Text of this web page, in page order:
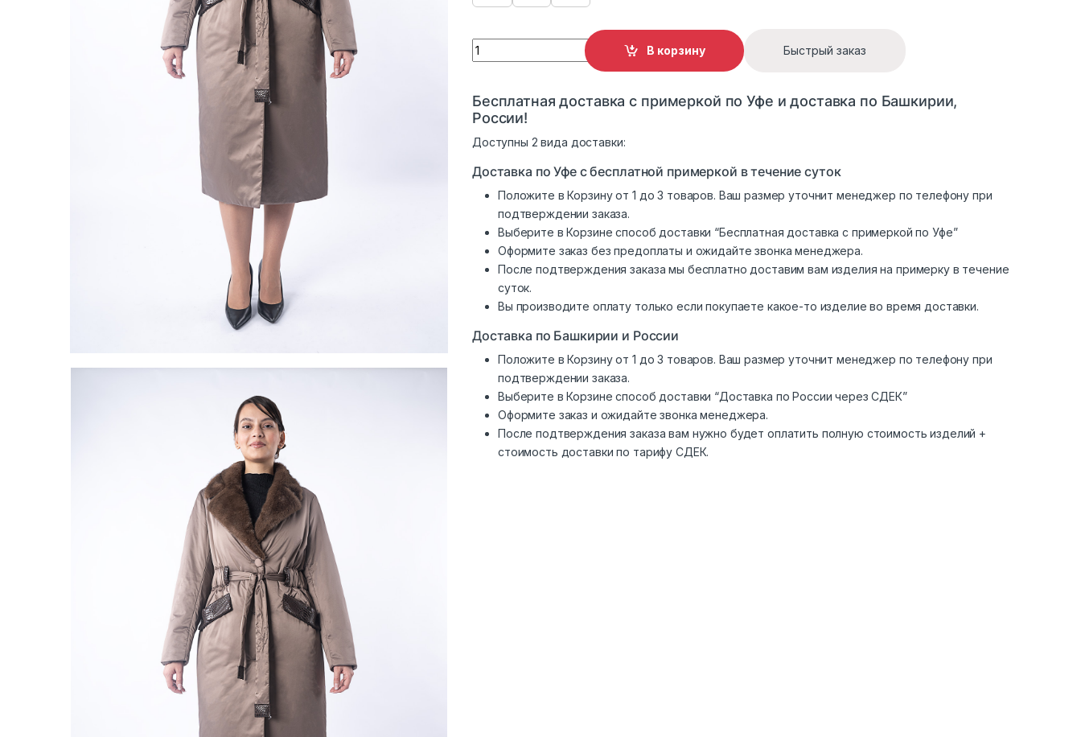
Пальто женское демисезонное Royal SBD 9602 quantity
В корзину Быстрый заказ
Бесплатная доставка с примеркой по Уфе и доставка по Башкирии,
России!
Доступны 2 вида доставки:
Доставка по Уфе с бесплатной примеркой в течение суток
Положите в Корзину от 1 до 3 товаров. Ваш размер уточнит менеджер по телефону при
подтверждении заказа.
Выберите в Корзине способ доставки “Бесплатная доставка с примеркой по Уфе”
Оформите заказ без предоплаты и ожидайте звонка менеджера.
После подтверждения заказа мы бесплатно доставим вам изделия на примерку в течение
суток.
Вы производите оплату только если покупаете какое-то изделие во время доставки.
Доставка по Башкирии и России
Положите в Корзину от 1 до 3 товаров. Ваш размер уточнит менеджер по телефону при
подтверждении заказа.
Выберите в Корзине способ доставки “Доставка по России через СДЕК”
Оформите заказ и ожидайте звонка менеджера.
После подтверждения заказа вам нужно будет оплатить полную стоимость изделий +
стоимость доставки по тарифу СДЕК.